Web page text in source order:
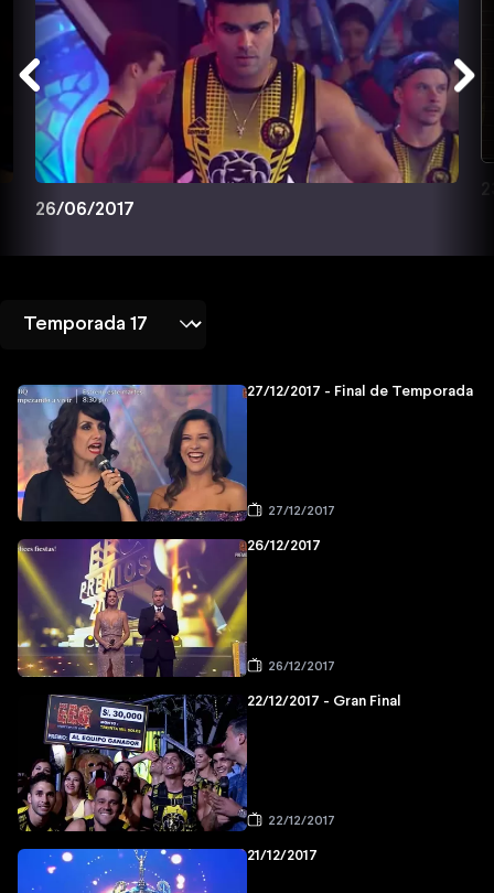
26/06/2017
27/12/2017 - Final de Temporada
27/12/2017
26/12/2017
26/12/2017
22/12/2017 - Gran Final
22/12/2017
21/12/2017